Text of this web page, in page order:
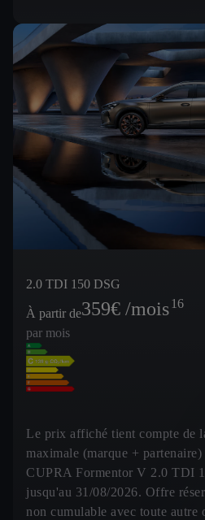
2.0 TDI 150 DSG
À partir de359€ /mois16
par mois
Le prix affiché tient compte de
maximale (marque +
CUPRA Formentor V 2.0 TDI
jusqu'au 31/08/2026. Offre
non cumulable avec toute